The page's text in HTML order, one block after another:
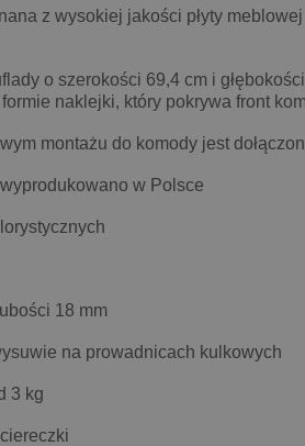
z wysokiej jakości płyty
o szerokości 69,4 cm i
naklejki, który pokrywa front
montażu do komody jest
w Polsce
18 mm
na prowadnicach kulkowych
3 kg